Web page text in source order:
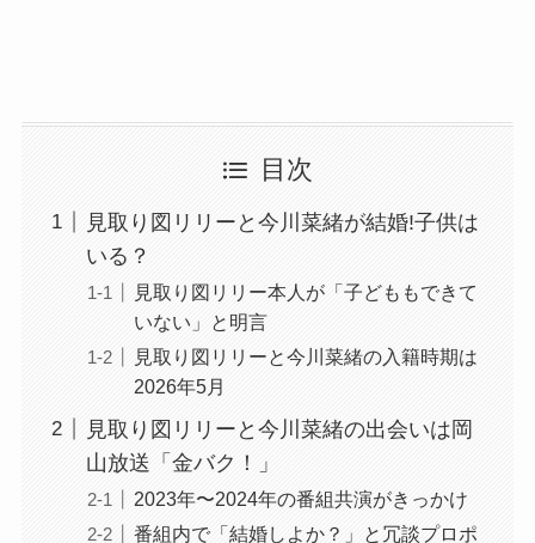
目次
見取り図リリーと今川菜緒が結婚!子供は
いる？
見取り図リリー本人が「子どももできて
いない」と明言
見取り図リリーと今川菜緒の入籍時期は
2026年5月
見取り図リリーと今川菜緒の出会いは岡
山放送「金バク！」
2023年〜2024年の番組共演がきっかけ
番組内で「結婚しよか？」と冗談プロポ